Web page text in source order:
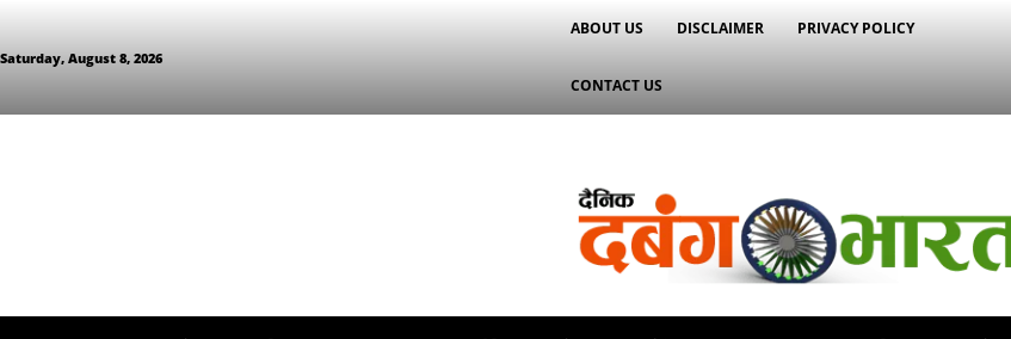
Saturday, August 8, 2026
ABOUT US DISCLAIMER PRIVACY POLICY
CONTACT US